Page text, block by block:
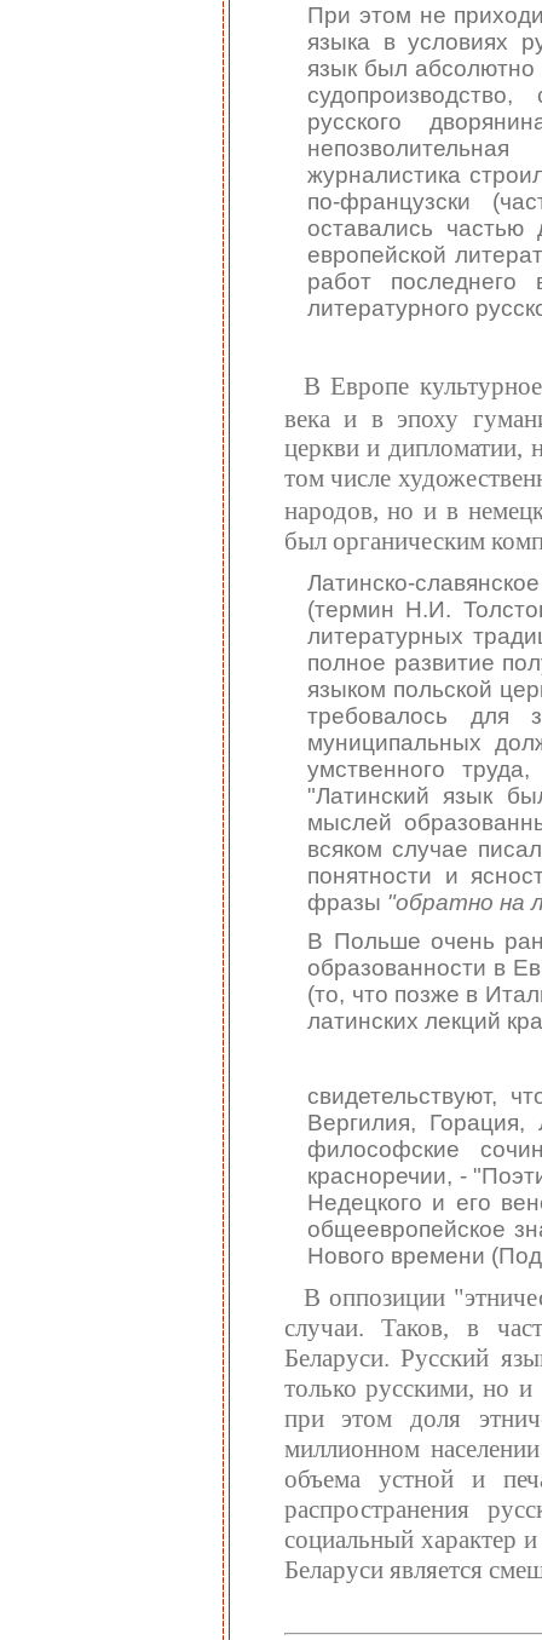
При этом не
языка в условиях
язык был абсолютно
русского
журналистика
по-французски
оставались частью
европейской
работ
литературного
В Европе
века и в эпоху
церкви и дипломатии,
том числе
народов, но и в
был органическим
Латинско-
(термин Н.И.
литературных
полное развитие
языком польской
требовалось для
муниципальных
умственного
"Латинский язык
мыслей
всяком случае
понятности и
фразы "обратно на
В Польше очень
образованности в
(то, что позже в
латинских лекций
свидетельствуют,
Вергилия,
философские
красноречии, -
Недецкого и его
общеевропейское
Нового времени
В оппозиции
случаи. Таков, в
Беларуси. Русский
только русскими, но
при этом доля
миллионном
объема устной и
распространения
социальный характер
Беларуси является